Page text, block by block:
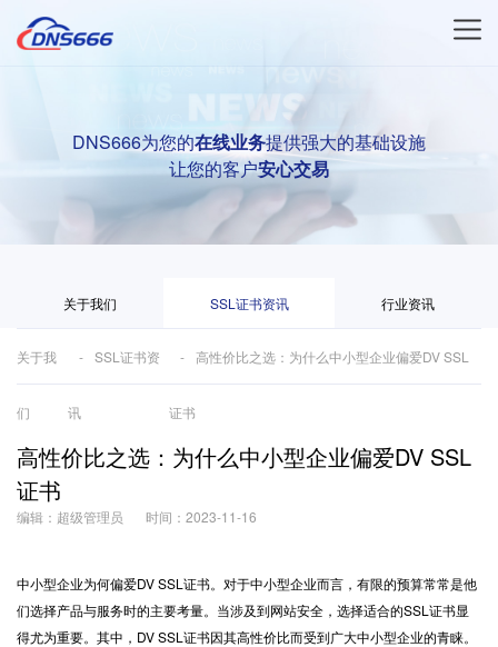
DNS666为您的在线业务提供强大的基础设施
让您的客户安心交易
关于我们 SSL证书资讯 行业资讯
关于我
们
SSL证书资
讯
高性价比之选：为什么中小型企业偏爱DV SSL
证书
高性价比之选：为什么中小型企业偏爱DV SSL
证书
编辑：超级管理员 时间：2023-11-16
中小型企业为何偏爱DV SSL证书。对于中小型企业而言，有限的预算常常是他
们选择产品与服务时的主要考量。当涉及到网站安全，选择适合的SSL证书显
得尤为重要。其中，DV SSL证书因其高性价比而受到广大中小型企业的青睐。